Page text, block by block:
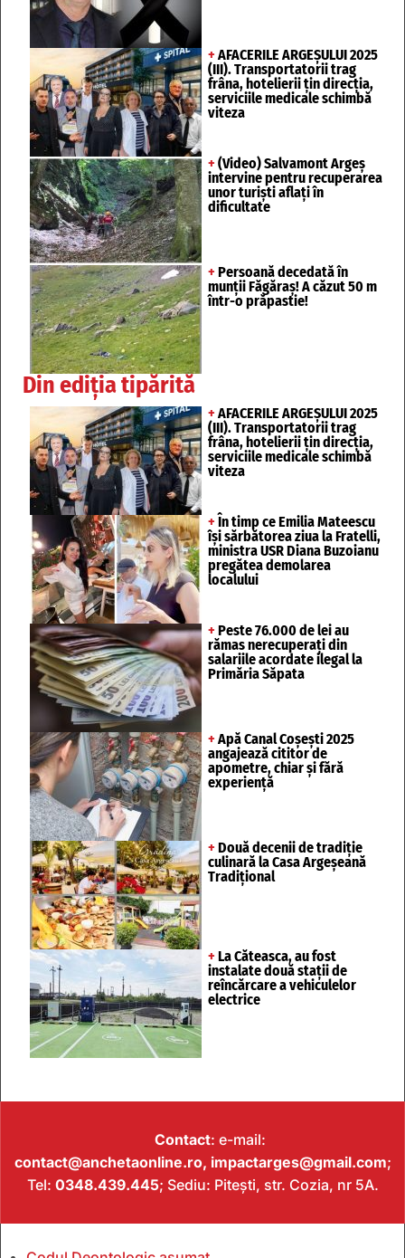
+ AFACERILE ARGEȘULUI 2025
(III). Transportatorii trag
frâna, hotelierii țin direcția,
serviciile medicale schimbă
viteza
+ (Video) Salvamont Argeș
intervine pentru recuperarea
unor turişti aflaţi în
dificultate
+ Persoană decedată în
munții Făgăraș! A căzut 50 m
într-o prăpastie!
Din ediția tipărită
+ AFACERILE ARGEȘULUI 2025
(III). Transportatorii trag
frâna, hotelierii țin direcția,
serviciile medicale schimbă
viteza
+ În timp ce Emilia Mateescu
își sărbătorea ziua la Fratelli,
ministra USR Diana Buzoianu
pregătea demolarea
localului
+ Peste 76.000 de lei au
rămas nerecuperați din
salariile acordate ilegal la
Primăria Săpata
+ Apă Canal Coșești 2025
angajează cititor de
apometre, chiar și fără
experiență
+ Două decenii de tradiție
culinară la Casa Argeșeană
Tradițional
+ La Căteasca, au fost
instalate două stații de
reîncărcare a vehiculelor
electrice
Contact: e-mail:
contact@anchetaonline.ro, impactarges@gmail.com;
Tel: 0348.439.445; Sediu: Pitești, str. Cozia, nr 5A.